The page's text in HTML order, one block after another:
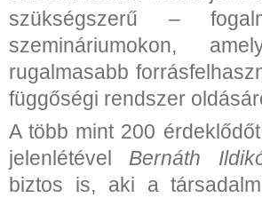
szükségszerű –
szemináriumokon,
rugalmasabb
függőségi rendszer
A több mint 200
jelenlétével Bernáth
biztos is, aki a